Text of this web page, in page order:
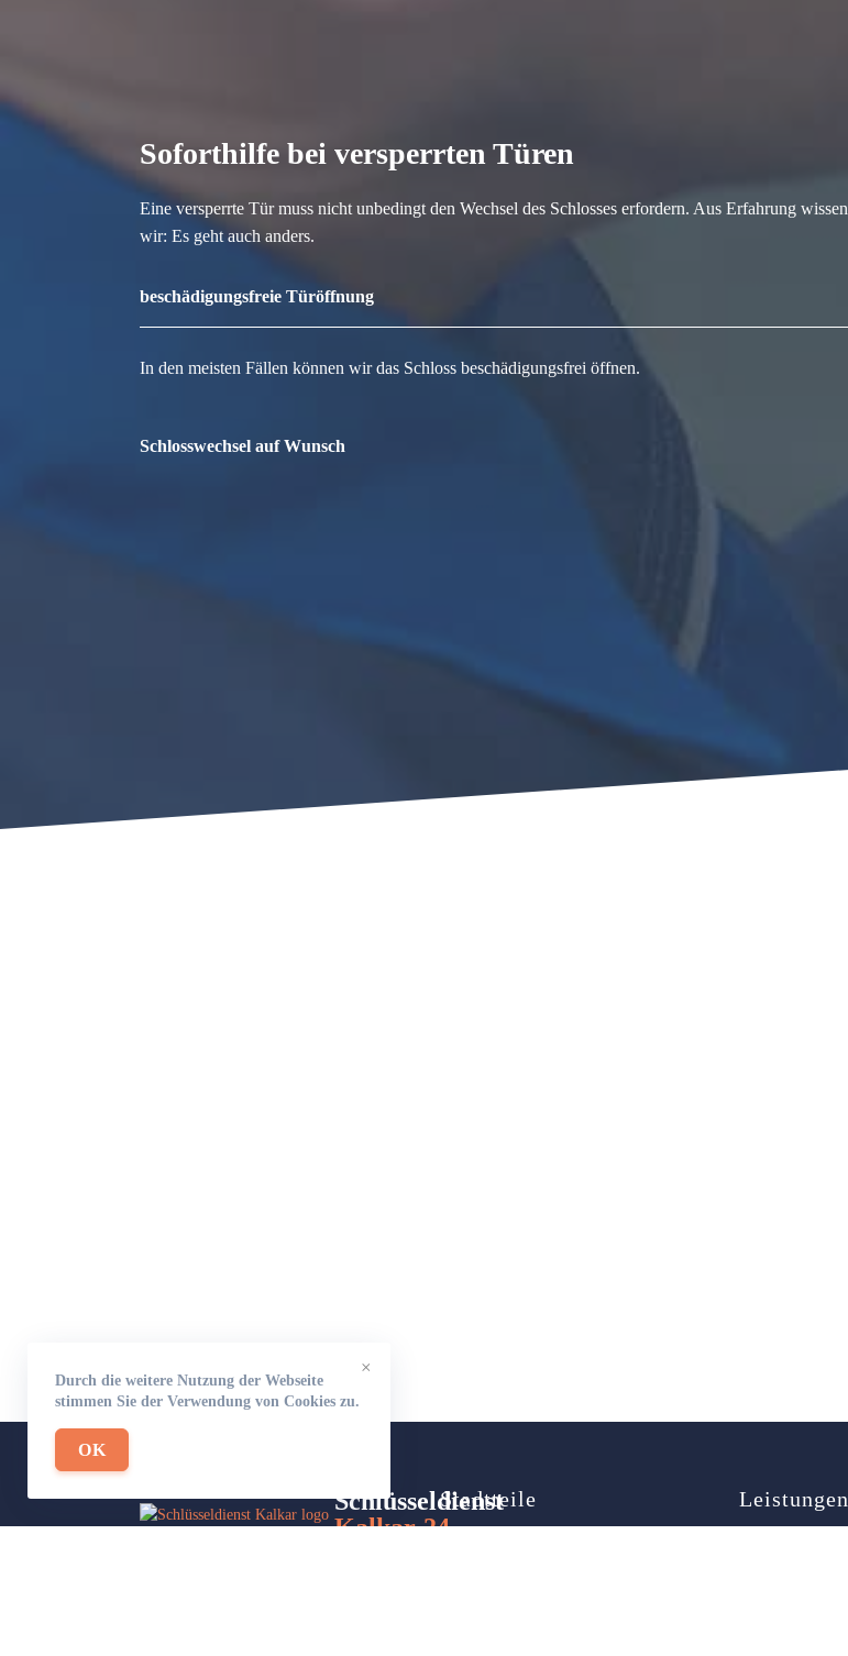
Soforthilfe bei versperrten Türen
Eine versperrte Tür muss nicht unbedingt den Wechsel des Schlosses erfordern. Aus Erfahrung wissen
wir: Es geht auch anders.
beschädigungsfreie Türöffnung
In den meisten Fällen können wir das Schloss beschädigungsfrei öffnen.
Schlosswechsel auf Wunsch
×
Durch die weitere Nutzung der Webseite
stimmen Sie der Verwendung von Cookies zu.
OK
Schlüsseldienst
Kalkar-24
Stadtteile Leistungen